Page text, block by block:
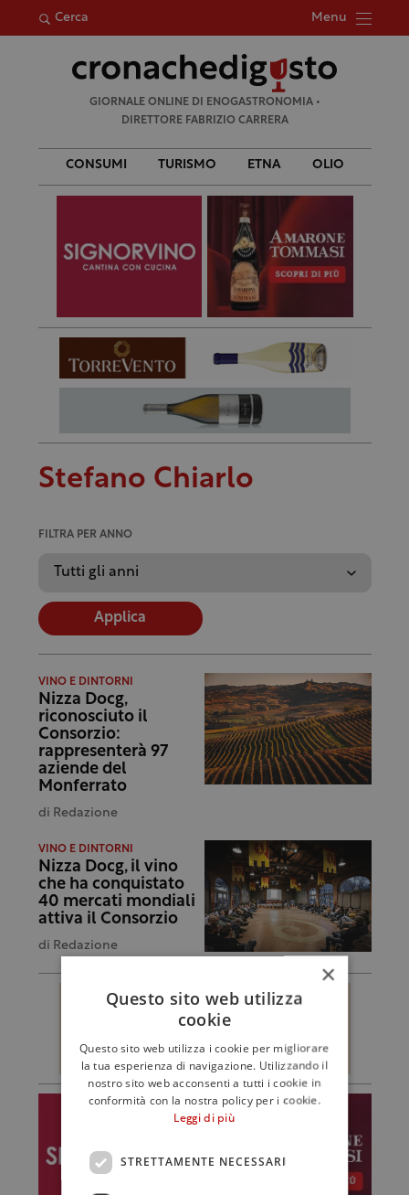
Cerca Menu
per:
GIORNALE ONLINE DI ENOGASTRONOMIA •
DIRETTORE FABRIZIO CARRERA
CONSUMI TURISMO ETNA OLIO
Stefano Chiarlo
FILTRA PER ANNO
Applica
VINO E DINTORNI
Nizza Docg,
riconosciuto il
Consorzio:
rappresenterà 97
aziende del
Monferrato
di Redazione
VINO E DINTORNI
Nizza Docg, il vino
che ha conquistato
40 mercati mondiali
attiva il Consorzio
di Redazione
×
Questo sito web utilizza
cookie
Questo sito web utilizza i cookie per migliorare
la tua esperienza di navigazione. Utilizzando il
nostro sito web acconsenti a tutti i cookie in
conformità con la nostra policy per i cookie.
Leggi di più
STRETTAMENTE NECESSARI